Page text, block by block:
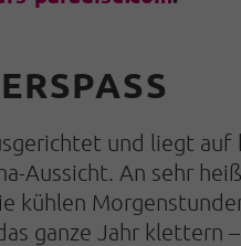
und liegt
Aussicht. An sehr
kühlen
ganze Jahr